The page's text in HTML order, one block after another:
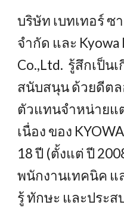
บริษัท เบทเทอร์ ซ
จำกัด และ Kyowa
Co.,Ltd. รู้สึกเป็น
สนับสนุน ด้วยดีต
ตัวแทนจำหน่ายแ
เนื่อง ของ
18 ปี (ตั้งแต่ ปี
พนักงานเทคนิค แ
รู้ ทักษะ และประ